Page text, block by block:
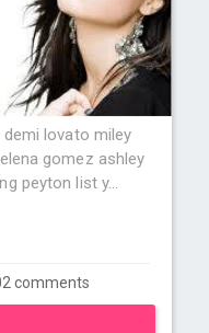
lovato miley
gomez ashley
peyton list y...
comments